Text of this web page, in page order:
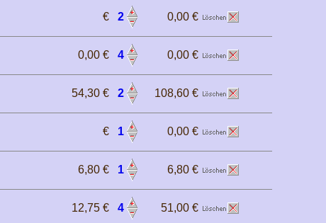
€ 2 0,00 €
0,00 € 4 0,00 €
54,30 € 2 108,60 €
€ 1 0,00 €
6,80 € 1 6,80 €
12,75 € 4 51,00 €